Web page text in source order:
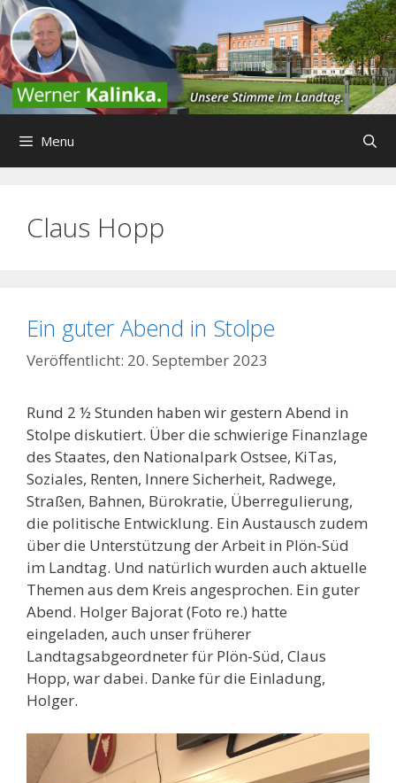
Zum
Inhalt
springen
Menu
Claus Hopp
Ein guter Abend in Stolpe
20. September 2023
Rund 2 ½ Stunden haben wir gestern Abend in
Stolpe diskutiert. Über die schwierige Finanzlage
des Staates, den Nationalpark Ostsee, KiTas,
Soziales, Renten, Innere Sicherheit, Radwege,
Straßen, Bahnen, Bürokratie, Überregulierung,
die politische Entwicklung. Ein Austausch zudem
über die Unterstützung der Arbeit in Plön-Süd
im Landtag. Und natürlich wurden auch aktuelle
Themen aus dem Kreis angesprochen. Ein guter
Abend. Holger Bajorat (Foto re.) hatte
eingeladen, auch unser früherer
Landtagsabgeordneter für Plön-Süd, Claus
Hopp, war dabei. Danke für die Einladung,
Holger.